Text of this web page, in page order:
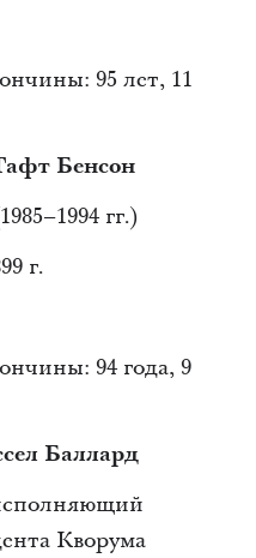
95 лет, 11
Бенсон
гг.)
г.
94 года, 9
Баллард
Кворума